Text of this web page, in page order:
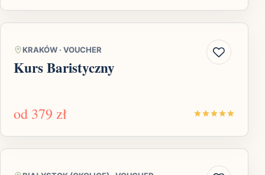
KRAKÓW · VOUCHER
Kurs Baristyczny
od 379 zł